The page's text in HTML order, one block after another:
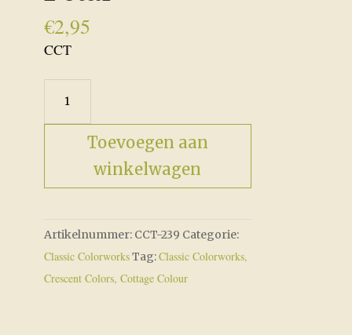
€2,95
CCT
239
Toevoegen aan
winkelwagen
Artikelnummer: CCT-239 Categorie:
Classic ColorworksTag:Classic Colorworks,
Crescent Colors, Cottage Colour